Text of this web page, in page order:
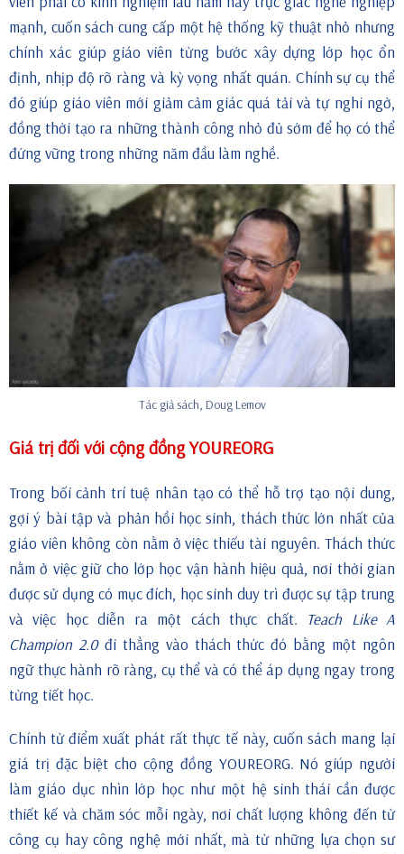
mạnh, cuốn sách cung cấp một hệ thống kỹ thuật nhỏ nhưng
chính xác giúp giáo viên từng bước xây dựng lớp học ổn
định, nhịp độ rõ ràng và kỳ vọng nhất quán. Chính sự cụ thể
đó giúp giáo viên mới giảm cảm giác quá tải và tự nghi ngờ,
đồng thời tạo ra những thành công nhỏ đủ sớm để họ có thể
đứng vững trong những năm đầu làm nghề.
Tác giả sách, Doug Lemov
Giá trị đối với cộng đồng YOUREORG
Trong bối cảnh trí tuệ nhân tạo có thể hỗ trợ tạo nội dung,
gợi ý bài tập và phản hồi học sinh, thách thức lớn nhất của
giáo viên không còn nằm ở việc thiếu tài nguyên. Thách thức
nằm ở việc giữ cho lớp học vận hành hiệu quả, nơi thời gian
được sử dụng có mục đích, học sinh duy trì được sự tập trung
và việc học diễn ra một cách thực chất. Teach Like A
Champion 2.0đi thẳng vào thách thức đó bằng một ngôn
ngữ thực hành rõ ràng, cụ thể và có thể áp dụng ngay trong
từng tiết học.
Chính từ điểm xuất phát rất thực tế này, cuốn sách mang lại
giá trị đặc biệt cho cộng đồng YOUREORG. Nó giúp người
làm giáo dục nhìn lớp học như một hệ sinh thái cần được
thiết kế và chăm sóc mỗi ngày, nơi chất lượng không đến từ
công cụ hay công nghệ mới nhất, mà từ những lựa chọn sư